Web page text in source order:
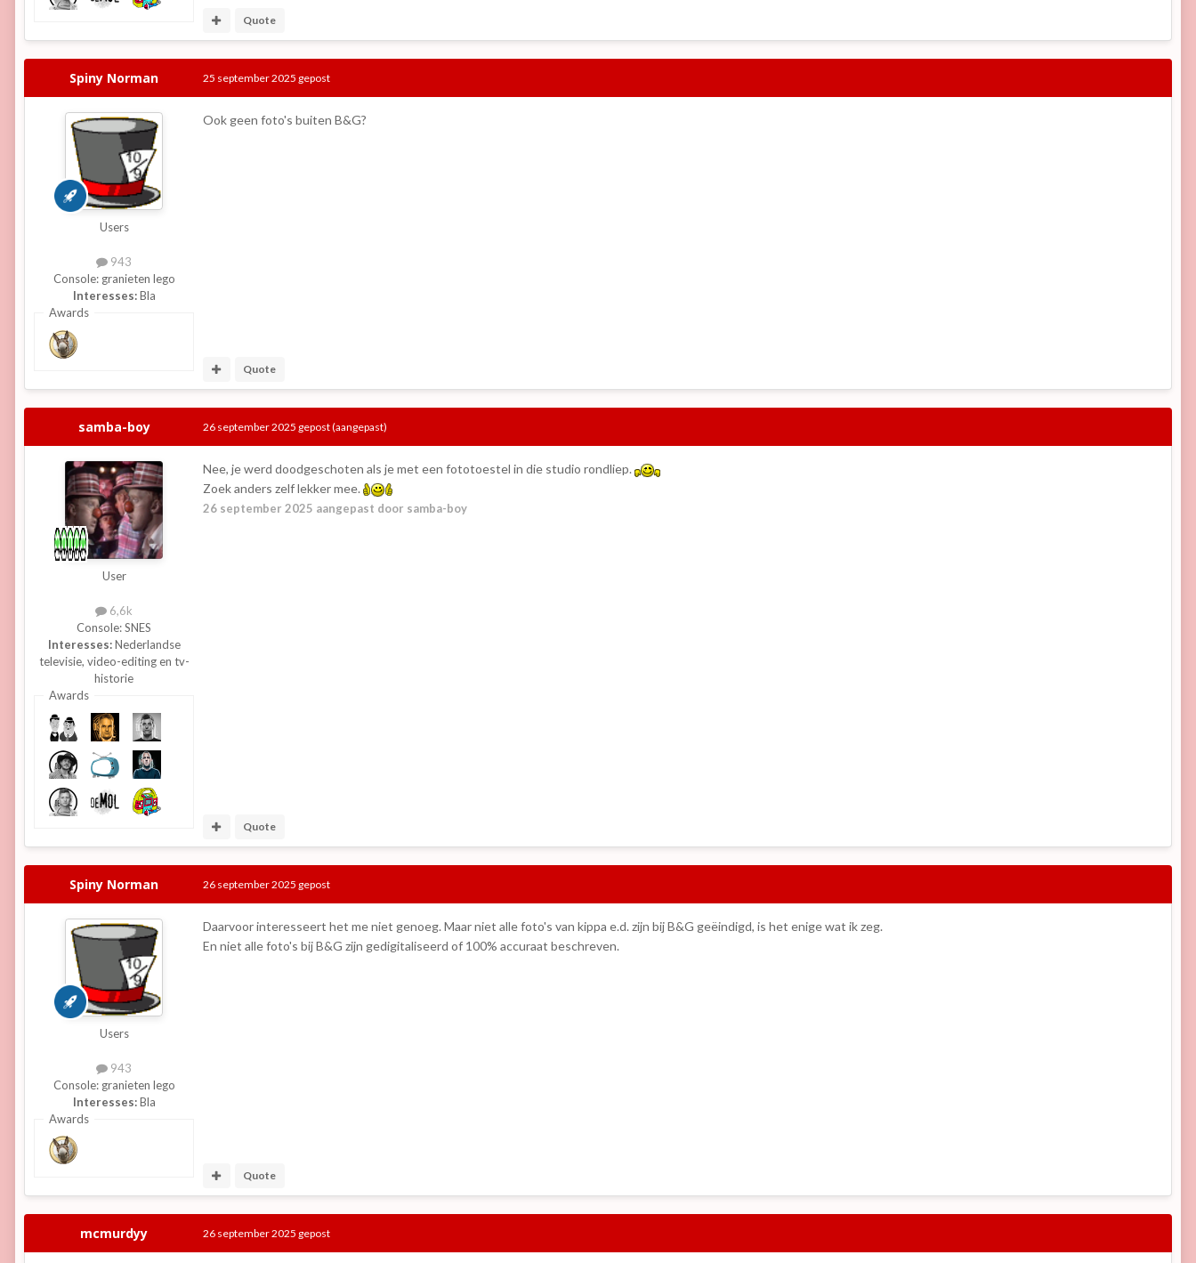
Quote
Spiny Norman
Users
943
Console: granieten lego
Interesses:Bla
Awards
25 september 2025 gepost
Ook geen foto's buiten B&G?
Quote
samba-boy
User
6,6k
Console:SNES
Interesses:Nederlandse
televisie, video-editing en tv-
historie
Awards
26 september 2025 gepost(aangepast)
Nee, je werd doodgeschoten als je met een fototoestel in die studio rondliep.
Zoek anders zelf lekker mee.
26 september 2025 aangepast door samba-boy
Quote
Spiny Norman
Users
943
Console: granieten lego
Interesses:Bla
Awards
26 september 2025 gepost
Daarvoor interesseert het me niet genoeg. Maar niet alle foto's van kippa e.d. zijn bij B&G geëindigd, is het enige wat ik zeg.
En niet alle foto's bij B&G zijn gedigitaliseerd of 100% accuraat beschreven.
Quote
mcmurdyy 26 september 2025 gepost